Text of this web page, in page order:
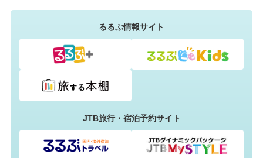
るるぶ情報サイト
JTB旅行・宿泊予約サイト